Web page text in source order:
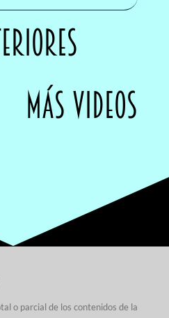
o parcial de los contenidos de la